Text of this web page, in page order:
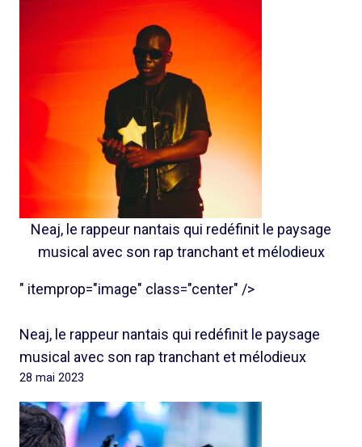
Neaj, le rappeur nantais qui redéfinit le paysage
musical avec son rap tranchant et mélodieux
" itemprop="image" class="center" />
Neaj, le rappeur nantais qui redéfinit le paysage
musical avec son rap tranchant et mélodieux
28 mai 2023